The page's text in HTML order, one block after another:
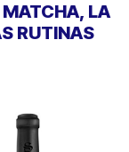
LA
RUTINAS